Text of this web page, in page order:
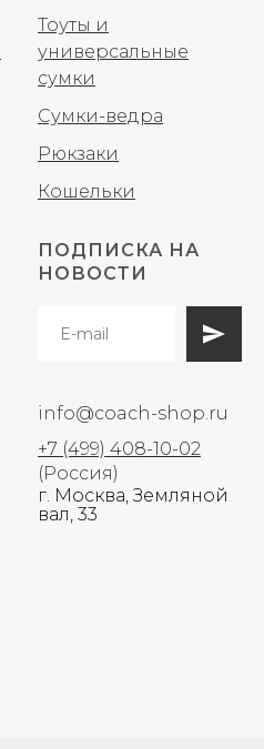
Тоуты и
универсальные
сумки
Сумки-ведра
Рюкзаки
Кошельки
ПОДПИСКА НА
НОВОСТИ
info@coach-shop.ru
+7 (499) 408-10-02
(Россия)
г. Москва, Земляной
вал, 33